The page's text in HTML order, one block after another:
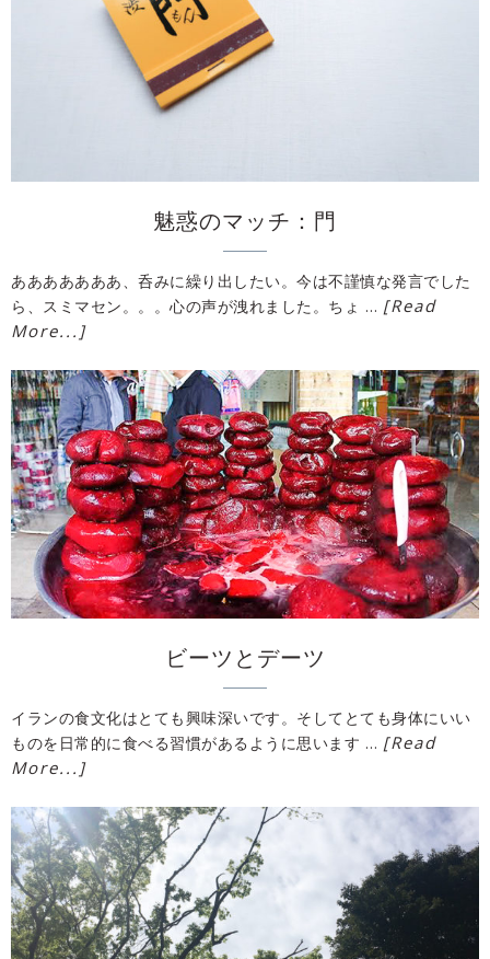
魅惑のマッチ：門
あああああああ、呑みに繰り出したい。今は不謹慎な発言でした
ら、スミマセン。。。心の声が洩れました。ちょ … [Read
More...]
ビーツとデーツ
イランの食文化はとても興味深いです。そしてとても身体にいい
ものを日常的に食べる習慣があるように思います … [Read
More...]